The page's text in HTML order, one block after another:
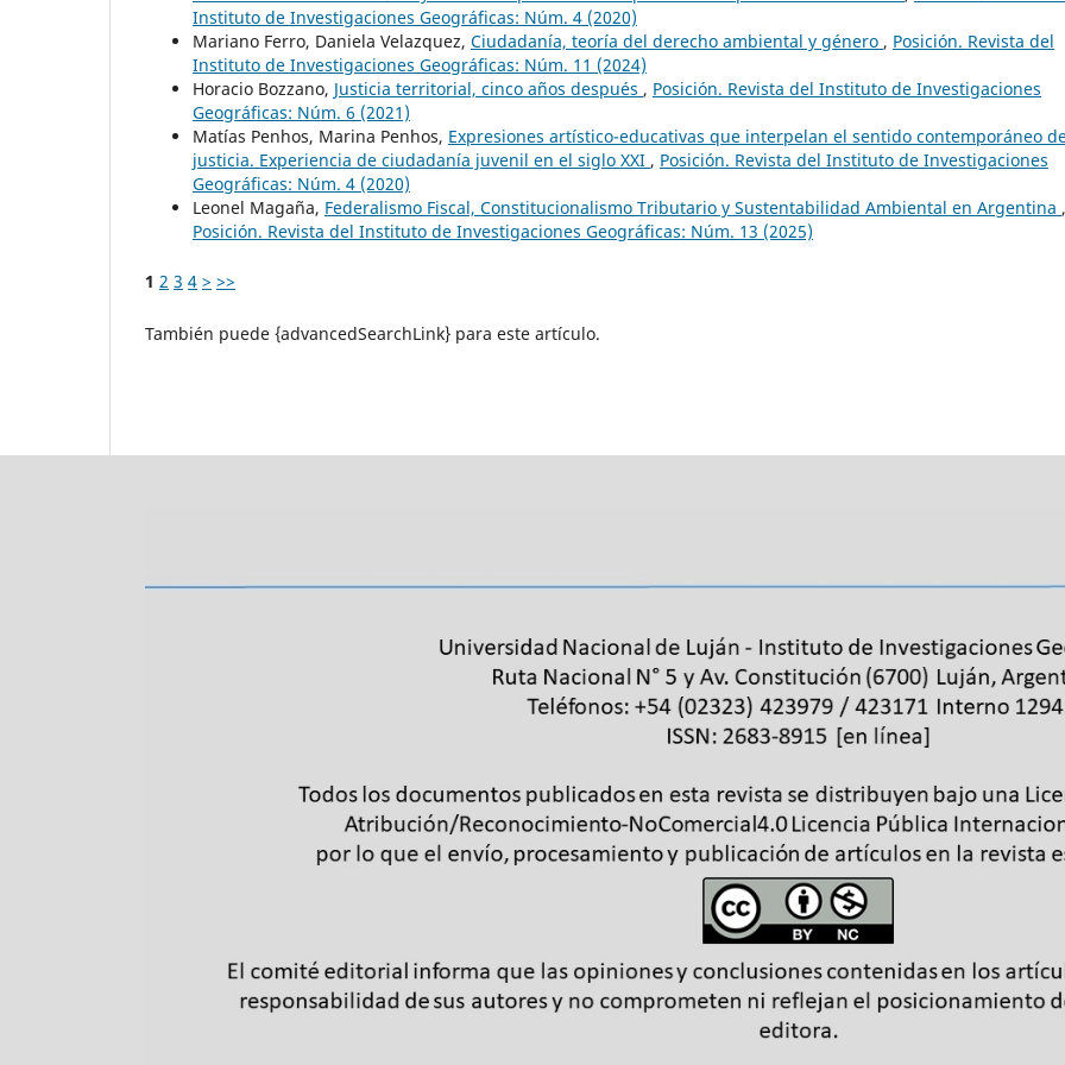
Instituto de Investigaciones Geográficas: Núm. 4 (2020)
Mariano Ferro, Daniela Velazquez, Ciudadanía, teoría del derecho ambiental y género , Posición. Revista del
Instituto de Investigaciones Geográficas: Núm. 11 (2024)
Horacio Bozzano, Justicia territorial, cinco años después , Posición. Revista del Instituto de Investigaciones
Geográficas: Núm. 6 (2021)
Matías Penhos, Marina Penhos, Expresiones artístico-educativas que interpelan el sentido contemporáneo
justicia. Experiencia de ciudadanía juvenil en el siglo XXI , Posición. Revista del Instituto de Investigaciones
Geográficas: Núm. 4 (2020)
Leonel Magaña, Federalismo Fiscal, Constitucionalismo Tributario y Sustentabilidad Ambiental en Argentina ,
Posición. Revista del Instituto de Investigaciones Geográficas: Núm. 13 (2025)
1 2 3 4 > >>
También puede {advancedSearchLink} para este artículo.